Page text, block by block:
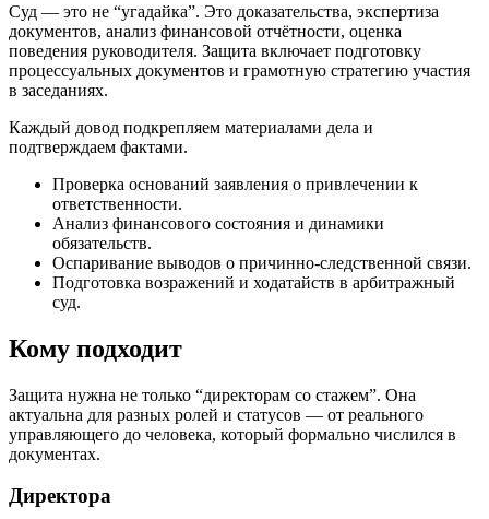
Суд — это не “угадайка”. Это доказательства, экспертиза
документов, анализ финансовой отчётности, оценка
поведения руководителя. Защита включает подготовку
процессуальных документов и грамотную стратегию участия
в заседаниях.
Каждый довод подкрепляем материалами дела и
подтверждаем фактами.
Проверка оснований заявления о привлечении к
ответственности.
Анализ финансового состояния и динамики
обязательств.
Оспаривание выводов о причинно-следственной связи.
Подготовка возражений и ходатайств в арбитражный
суд.
Кому подходит
Защита нужна не только “директорам со стажем”. Она
актуальна для разных ролей и статусов — от реального
управляющего до человека, который формально числился в
документах.
Директора